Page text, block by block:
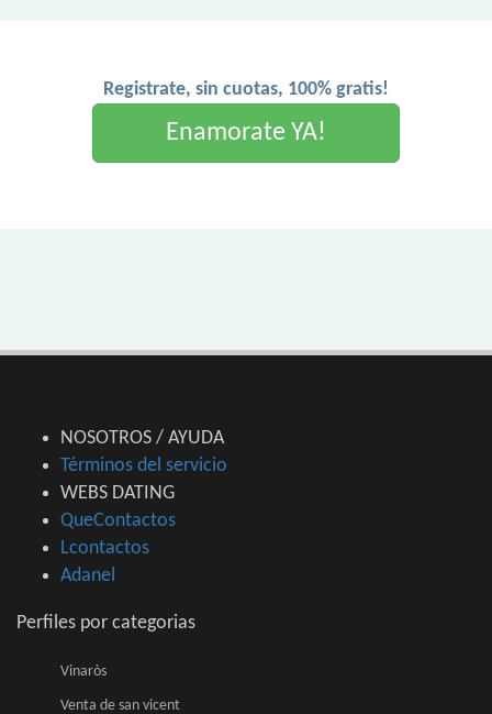
Registrate, sin cuotas, 100% gratis!
Enamorate YA!
NOSOTROS / AYUDA
Términos del servicio
WEBS DATING
QueContactos
Lcontactos
Adanel
Perfiles por categorias
Vinaròs
Venta de san vicent